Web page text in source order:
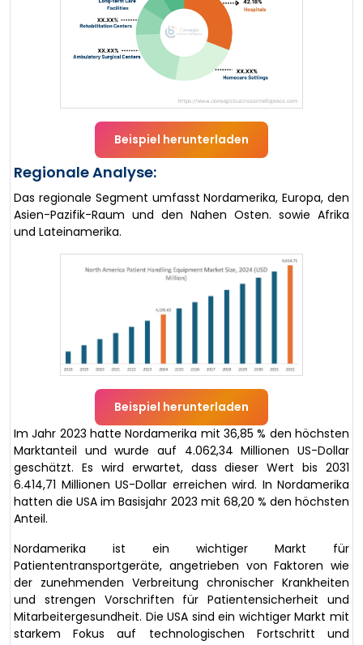
Beispiel herunterladen
Regionale Analyse:
Das regionale Segment umfasst Nordamerika, Europa, den
Asien-Pazifik-Raum und den Nahen Osten. sowie Afrika
und Lateinamerika.
Beispiel herunterladen
Im Jahr 2023 hatte Nordamerika mit 36,85 % den höchsten
Marktanteil und wurde auf 4.062,34 Millionen US-Dollar
geschätzt. Es wird erwartet, dass dieser Wert bis 2031
6.414,71 Millionen US-Dollar erreichen wird. In Nordamerika
hatten die USA im Basisjahr 2023 mit 68,20 % den höchsten
Anteil.
Nordamerika ist ein wichtiger Markt für
Patiententransportgeräte, angetrieben von Faktoren wie
der zunehmenden Verbreitung chronischer Krankheiten
und strengen Vorschriften für Patientensicherheit und
Mitarbeitergesundheit. Die USA sind ein wichtiger Markt mit
starkem Fokus auf technologischen Fortschritt und